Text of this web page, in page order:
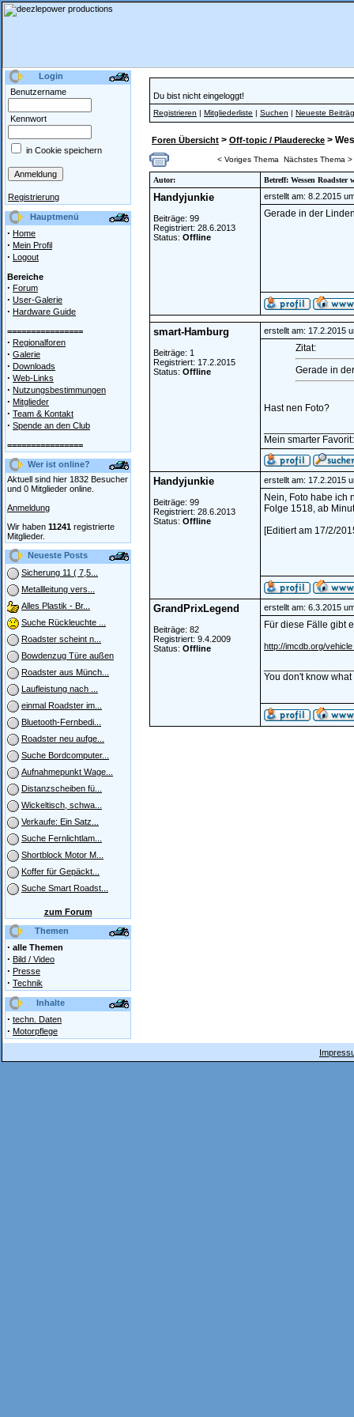
Login
Benutzername
Kennwort
in Cookie speichern
Registrierung
Hauptmenü
· Home
· Mein Profil
· Logout
Bereiche
· Forum
· User-Galerie
· Hardware Guide
================
· Regionalforen
· Galerie
· Downloads
· Web-Links
· Nutzungsbestimmungen
· Mitglieder
· Team & Kontakt
· Spende an den Club
================
Wer ist online?
Aktuell sind hier 1832 Besucher
und 0 Mitglieder online.
Anmeldung
Wir haben 11241 registrierte
Mitglieder.
Neueste Posts
Sicherung 11 ( 7,5...
Metallleitung vers...
Alles Plastik - Br...
Suche Rückleuchte ...
Roadster scheint n...
Bowdenzug Türe außen
Roadster aus Münch...
Laufleistung nach ...
einmal Roadster im...
Bluetooth-Fernbedi...
Roadster neu aufge...
Suche Bordcomputer...
Aufnahmepunkt Wage...
Distanzscheiben fü...
Wickeltisch, schwa...
Verkaufe: Ein Satz...
Suche Fernlichtlam...
Shortblock Motor M...
Koffer für Gepäckt...
Suche Smart Roadst...
zum Forum
Themen
· alle Themen
· Bild / Video
· Presse
· Technik
Inhalte
· techn. Daten
· Motorpflege
Du bist nicht eingeloggt!
Registrieren | Mitgliederliste | Suchen | Neueste
Foren Übersicht > Off-topic / Plauderecke >
< Voriges Thema Nächstes Thema >
Autor: Betreff: Wessen Roadster
Handyjunkie
Beiträge: 99
Registriert: 28.6.2013
Status: Offline
erstellt am: 8.2.2015
Gerade in der
smart-Hamburg
Beiträge: 1
Registriert: 17.2.2015
Status: Offline
erstellt am: 17.2.2015
Zitat:
Gerade in
Hast nen Foto?
Mein smarter
Handyjunkie
Beiträge: 99
Registriert: 28.6.2013
Status: Offline
erstellt am: 17.2.2015
Nein, Foto habe ich
Folge 1518, ab
[Editiert am 17/2/
GrandPrixLegend
Beiträge: 82
Registriert: 9.4.2009
Status: Offline
erstellt am: 6.3.2015
Für diese Fälle gibt
http://imcdb.org/
You don't know